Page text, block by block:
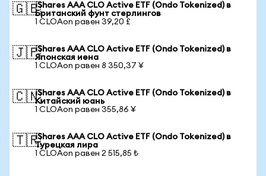
🇬🇧iShares AAA CLO Active ETF (Ondo Tokenized) в
Британский фунт стерлингов
1 CLOAon равен 39,20 £
🇯🇵iShares AAA CLO Active ETF (Ondo Tokenized) в
Японская иена
1 CLOAon равен 8 350,37 ¥
🇨🇳iShares AAA CLO Active ETF (Ondo Tokenized) в
Китайский юань
1 CLOAon равен 355,86 ¥
🇹🇷iShares AAA CLO Active ETF (Ondo Tokenized) в
Турецкая лира
1 CLOAon равен 2 515,85 ₺